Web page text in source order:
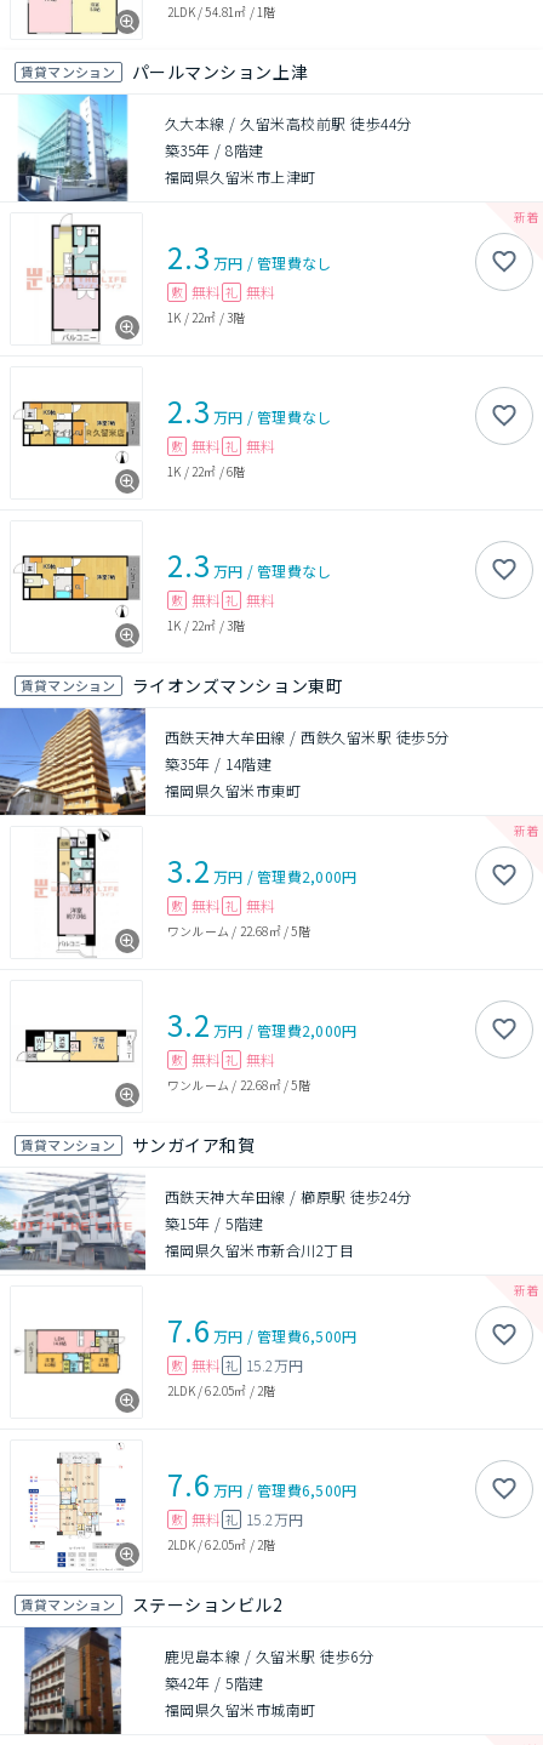
2LDK/54.81㎡ / 1階
賃貸マンション パールマンション上津
久大本線 / 久留米高校前駅 徒歩44分
築35年 /8階建
福岡県久留米市上津町
2.3 万円 /管理費なし
敷 無料 礼 無料
1K / 22㎡ /3階
2.3 万円 /管理費なし
敷 無料 礼 無料
1K / 22㎡ /6階
2.3 万円 /管理費なし
敷 無料 礼 無料
1K / 22㎡ /3階
賃貸マンション ライオンズマンション東町
西鉄天神大牟田線 / 西鉄久留米駅 徒歩5分
築35年 / 14階建
福岡県久留米市東町
3.2 万円 /管理費2,000円
敷 無料 礼 無料
ワンルーム / 22.68㎡/5階
3.2 万円 /管理費2,000円
敷 無料 礼 無料
ワンルーム / 22.68㎡/5階
賃貸マンション サンガイア和賀
西鉄天神大牟田線 / 櫛原駅 徒歩24分
築15年 /5階建
福岡県久留米市新合川2丁目
7.6 万円 /管理費6,500円
敷 無料 礼 15.2万円
2LDK/62.05㎡ / 2階
7.6 万円 /管理費6,500円
敷 無料 礼 15.2万円
2LDK/62.05㎡ / 2階
賃貸マンション ステーションビル2
鹿児島本線 / 久留米駅 徒歩6分
築42年 /5階建
福岡県久留米市城南町